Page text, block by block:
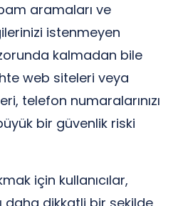
aramaları ve
istenmeyen
kalmadan bile
web siteleri veya
telefon numaralarınızı
bir güvenlik riski
için kullanıcılar,